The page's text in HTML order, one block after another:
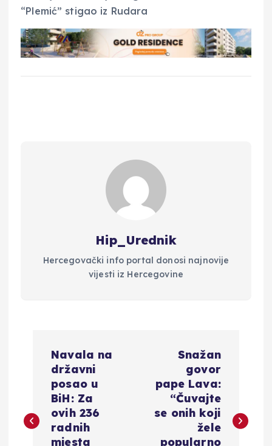
Hip_Urednik
Hercegovački info portal donosi najnovije
vijesti iz Hercegovine
i
Navala na
državni
posao u
BiH: Za
ovih 236
radnih
mjesta
Snažan
govor
pape Lava:
“Čuvajte
se onih koji
žele
popularno